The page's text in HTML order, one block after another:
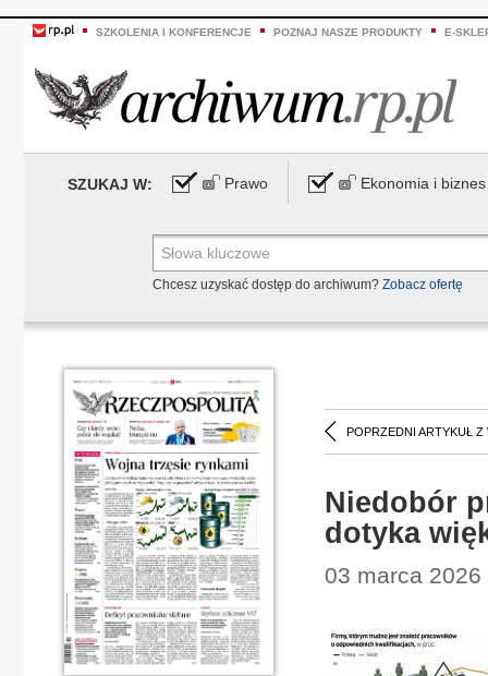
SZKOLENIA I KONFERENCJE POZNAJ NASZE PRODUKTY E-
SZUKAJ W: Prawo Ekonomia i biznes
Chcesz uzyskać dostęp do archiwum? Zobacz ofertę
POPRZEDNI ARTYKUŁ Z
Niedobór
dotyka
03 marca 2026